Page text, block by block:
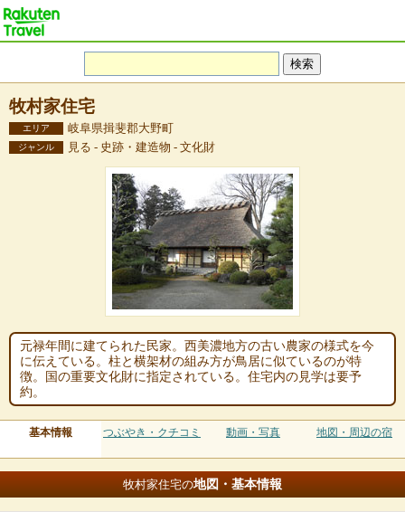
牧村家住宅
エリア 岐阜県揖斐郡大野町
ジャンル 見る - 史跡・建造物 - 文化財
元禄年間に建てられた民家。西美濃地方の古い農家の様式を今
に伝えている。柱と横架材の組み方が鳥居に似ているのが特
徴。国の重要文化財に指定されている。住宅内の見学は要予
約。
基本情報 つぶやき・クチコミ 動画・写真 地図・周辺の宿
牧村家住宅の地図・基本情報